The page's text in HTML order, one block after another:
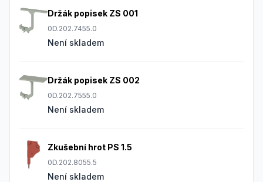
Držák popisek ZS 001
0D.202.7455.0
Není skladem
Držák popisek ZS 002
0D.202.7555.0
Není skladem
Zkušební hrot PS 1.5
0D.202.8055.5
Není skladem